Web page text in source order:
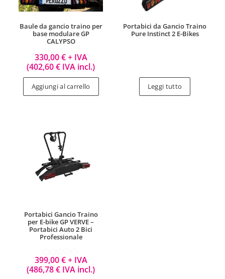
Baule da gancio traino per
base modulare GP
CALYPSO
330,00€+ IVA
(402,60€ IVA incl.)
Aggiungi al carrello
Portabici da Gancio Traino
Pure Instinct 2 E-Bikes
Leggi tutto
Portabici Gancio Traino
per E-bike GP VERVE –
Portabici Auto 2 Bici
Professionale
Valutato
5.00
su 5
399,00€+ IVA
(486,78€ IVA incl.)